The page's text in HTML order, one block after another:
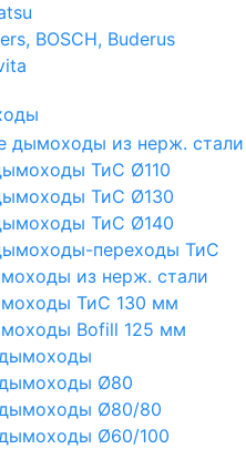
BOSCH, Buderus
дымоходы из нерж. стали
ТиС Ø110
ТиС Ø130
ТиС Ø140
переходы ТиС
из нерж. стали
ТиС 130 мм
Bofill 125 мм
Ø80
Ø80/80
Ø60/100